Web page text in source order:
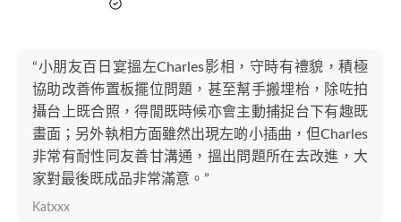
“小朋友百日宴搵左Charles影相，守時有禮貌，積極
協助改善佈置板擺位問題，甚至幫手搬埋枱，除咗拍
攝台上既合照，得閒既時候亦會主動捕捉台下有趣既
畫面；另外執相方面雖然出現左啲小插曲，但Charles
非常有耐性同友善甘溝通，搵出問題所在去改進，大
家對最後既成品非常滿意。”
Katxxx